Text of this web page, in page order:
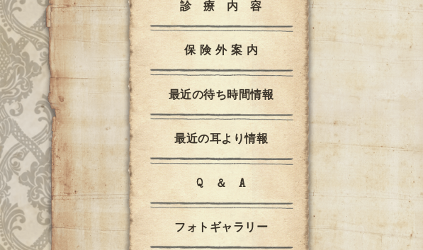
診 療 内 容
保 険 外 案 内
最近の待ち時間情報
最近の耳より情報
Q ＆ A
フォトギャラリー